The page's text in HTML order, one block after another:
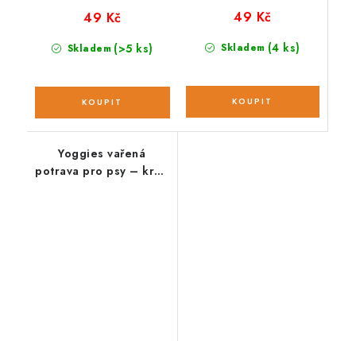
Skladem (>5 ks)
49 Kč
Skladem (4 ks)
49 Kč
Yoggies vařená
potrava pro psy – krůtí